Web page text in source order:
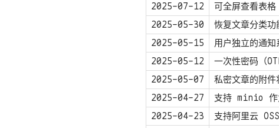
2025-07-12
可全屏查看表格
2025-05-30
恢复文章分类功
2025-05-15
用户独立的通知
2025-05-12
一次性密码（
2025-05-07
私密文章的附
2025-04-27
支持 minio 作
2025-04-23
支持阿里云